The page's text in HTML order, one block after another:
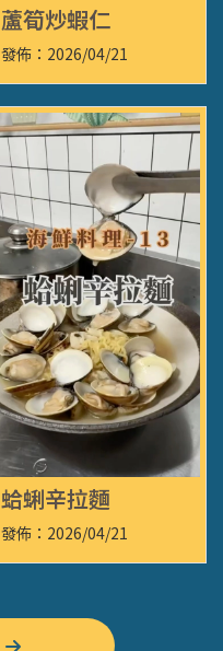
蘆筍炒蝦仁
發佈：2026/04/21
蛤蜊辛拉麵
發佈：2026/04/21